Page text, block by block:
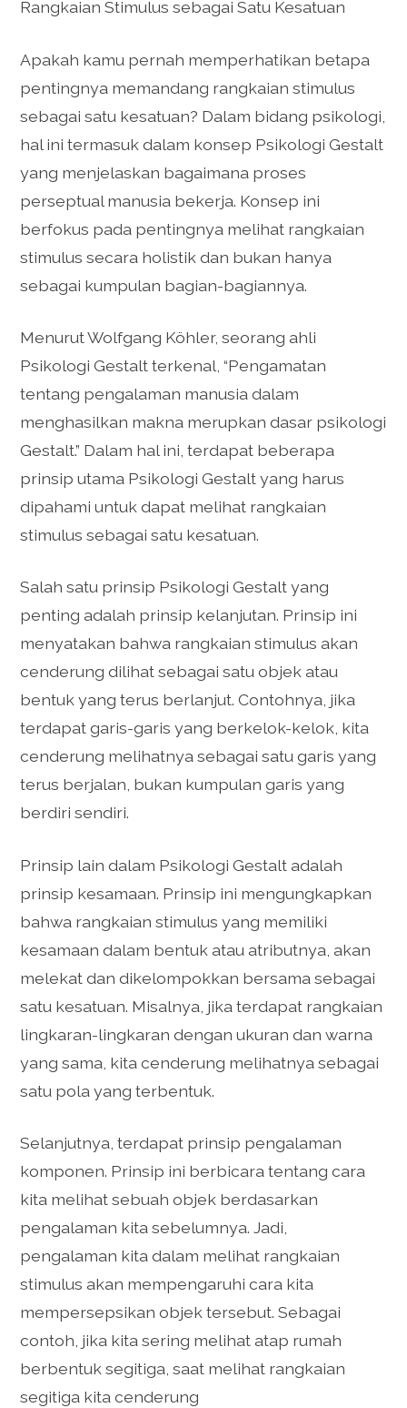
Rangkaian Stimulus sebagai Satu Kesatuan
Apakah kamu pernah memperhatikan betapa
pentingnya memandang rangkaian stimulus
sebagai satu kesatuan? Dalam bidang psikologi,
hal ini termasuk dalam konsep Psikologi Gestalt
yang menjelaskan bagaimana proses
perseptual manusia bekerja. Konsep ini
berfokus pada pentingnya melihat rangkaian
stimulus secara holistik dan bukan hanya
sebagai kumpulan bagian-bagiannya.
Menurut Wolfgang Köhler, seorang ahli
Psikologi Gestalt terkenal, “Pengamatan
tentang pengalaman manusia dalam
menghasilkan makna merupkan dasar psikologi
Gestalt.” Dalam hal ini, terdapat beberapa
prinsip utama Psikologi Gestalt yang harus
dipahami untuk dapat melihat rangkaian
stimulus sebagai satu kesatuan.
Salah satu prinsip Psikologi Gestalt yang
penting adalah prinsip kelanjutan. Prinsip ini
menyatakan bahwa rangkaian stimulus akan
cenderung dilihat sebagai satu objek atau
bentuk yang terus berlanjut. Contohnya, jika
terdapat garis-garis yang berkelok-kelok, kita
cenderung melihatnya sebagai satu garis yang
terus berjalan, bukan kumpulan garis yang
berdiri sendiri.
Prinsip lain dalam Psikologi Gestalt adalah
prinsip kesamaan. Prinsip ini mengungkapkan
bahwa rangkaian stimulus yang memiliki
kesamaan dalam bentuk atau atributnya, akan
melekat dan dikelompokkan bersama sebagai
satu kesatuan. Misalnya, jika terdapat rangkaian
lingkaran-lingkaran dengan ukuran dan warna
yang sama, kita cenderung melihatnya sebagai
satu pola yang terbentuk.
Selanjutnya, terdapat prinsip pengalaman
komponen. Prinsip ini berbicara tentang cara
kita melihat sebuah objek berdasarkan
pengalaman kita sebelumnya. Jadi,
pengalaman kita dalam melihat rangkaian
stimulus akan mempengaruhi cara kita
mempersepsikan objek tersebut. Sebagai
contoh, jika kita sering melihat atap rumah
berbentuk segitiga, saat melihat rangkaian
segitiga kita cenderung